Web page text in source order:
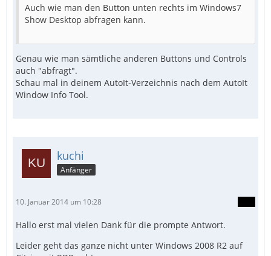
Auch wie man den Button unten rechts im Windows7
Show Desktop abfragen kann.
Genau wie man sämtliche anderen Buttons und Controls
auch "abfragt".
Schau mal in deinem AutoIt-Verzeichnis nach dem AutoIt
Window Info Tool.
kuchi
Anfänger
10. Januar 2014 um 10:28
Hallo erst mal vielen Dank für die prompte Antwort.
Leider geht das ganze nicht unter Windows 2008 R2 auf